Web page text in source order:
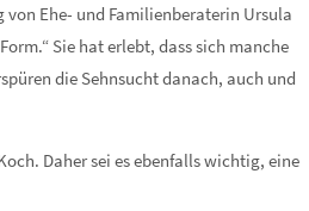
von Ehe- und Familienberaterin Ursula
Sie hat erlebt, dass sich manche
die Sehnsucht danach, auch und
Daher sei es ebenfalls wichtig, eine